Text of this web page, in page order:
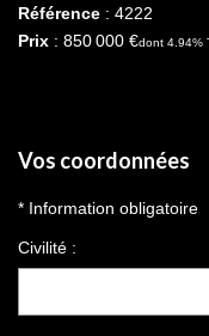
Référence : 4222
Prix : 850 000 €dont 4.94%
Vos coordonnées
* Information obligatoire
Civilité :